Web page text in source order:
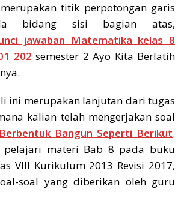
titik perpotongan garis
bidang sisi bagian atas,
jawaban Matematika kelas 8
202 semester 2 Ayo Kita Berlatih
ini merupakan lanjutan dari tugas
kalian telah mengerjakan soal
Bangun Seperti Berikut.
pelajari materi Bab 8 pada buku
VIII Kurikulum 2013 Revisi 2017,
soal yang diberikan oleh guru